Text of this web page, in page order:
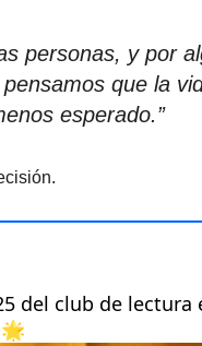
personas, y por
que la
esperado.”